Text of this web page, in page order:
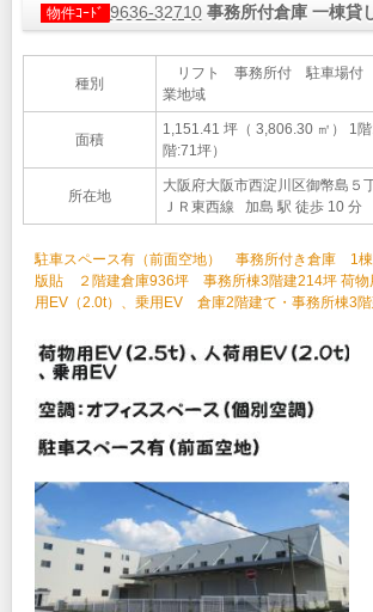
物件ｺｰﾄﾞ 9636-32710 事務所付倉庫 一棟貸
種別
リフト 事務所付 駐車場付
業地域
面積
1,151.41 坪（ 3,806.30 ㎡）
1
階:71坪）
所在地
大阪府大阪市西淀川区御幣島５
ＪＲ東西線 加島 駅 徒歩 10 分
駐車スペース有（前面空地） 事務所付き倉庫 1
版貼 ２階建倉庫936坪 事務所棟3階建214坪 荷物
用EV（2.0t）、乗用EV 倉庫2階建て・事務所棟3階